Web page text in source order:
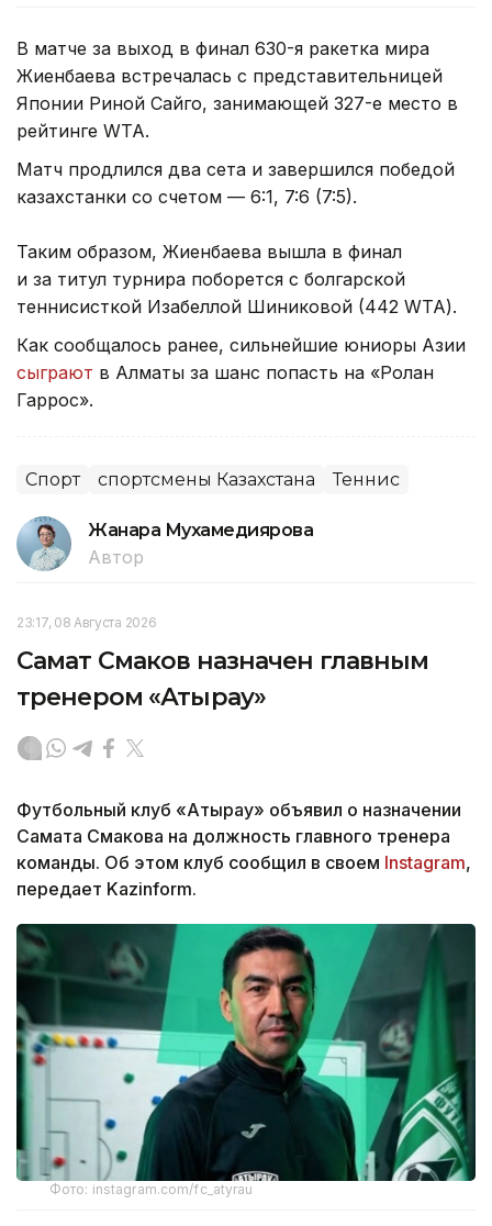
В матче за выход в финал 630-я ракетка мира
Жиенбаева встречалась с представительницей
Японии Риной Сайго, занимающей 327-е место в
рейтинге WTA.
Матч продлился два сета и завершился победой
казахстанки со счетом — 6:1, 7:6 (7:5).
Таким образом, Жиенбаева вышла в финал
и за титул турнира поборется с болгарской
теннисисткой Изабеллой Шиниковой (442 WTA).
Как сообщалось ранее, сильнейшие юниоры Азии
сыграют в Алматы за шанс попасть на «Ролан
Гаррос».
Спорт спортсмены Казахстана Теннис
Жанара Мухамедиярова
Автор
23:17, 08 Августа 2026
Самат Смаков назначен главным
тренером «Атырау»
Футбольный клуб «Атырау» объявил о назначении
Самата Смакова на должность главного тренера
команды. Об этом клуб сообщил в своем Instagram,
передает Kazinform.
Фото: instagram.com/fc_atyrau